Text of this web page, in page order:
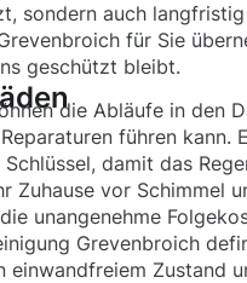
sondern auch
für Sie
geschützt bleibt.
die Abläufe in den
führen kann.
damit das
Zuhause vor Schimmel
unangenehme
Grevenbroich
Zustand